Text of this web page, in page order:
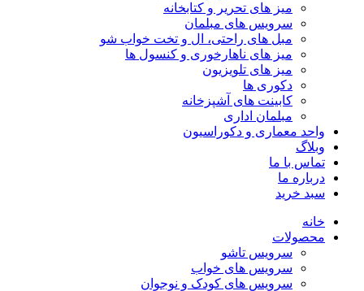
میز های تحریر و کتابخانه
سرویس های مبلمان
مبل های راحتی، ال و تخت خواب شو
میز های ناهارخوری و کنسول ها
میز های تلویزیون
دکوری ها
کابینت های آشپزخانه
مبلمان اداری
واحد معماری و دکوراسیون
وبلاگ
تماس با ما
درباره ما
سبد خرید
خانه
محصولات
سرویس تاشو
سرویس های خواب
سرویس های کودک و نوجوان